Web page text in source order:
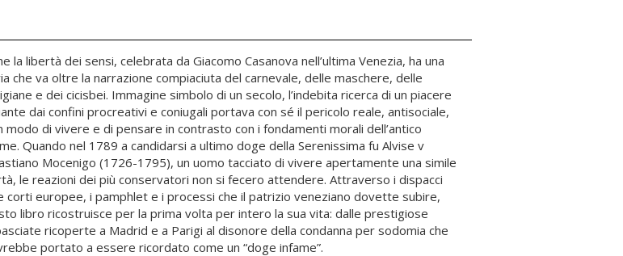
la libertà dei sensi, celebrata da Giacomo Casanova nell’ultima Venezia, ha una
che va oltre la narrazione compiaciuta del carnevale, delle maschere, delle
e dei cicisbei. Immagine simbolo di un secolo, l’indebita ricerca di un piacere
dai confini procreativi e coniugali portava con sé il pericolo reale, antisociale,
modo di vivere e di pensare in contrasto con i fondamenti morali dell’antico
Quando nel 1789 a candidarsi a ultimo doge della Serenissima fu Alvise v
Mocenigo (1726-1795), un uomo tacciato di vivere apertamente una simile
le reazioni dei più conservatori non si fecero attendere. Attraverso i dispacci
corti europee, i pamphlet e i processi che il patrizio veneziano dovette subire,
libro ricostruisce per la prima volta per intero la sua vita: dalle prestigiose
ricoperte a Madrid e a Parigi al disonore della condanna per sodomia che
portato a essere ricordato come un “doge infame”.